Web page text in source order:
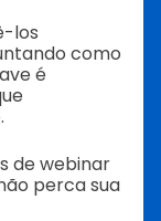
los
como
é
de webinar
perca sua